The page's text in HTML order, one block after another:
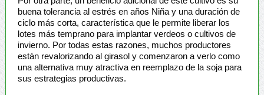
buena tolerancia al estrés en años Niña y una duración de
ciclo más corta, característica que le permite liberar los
lotes más temprano para implantar verdeos o cultivos de
invierno. Por todas estas razones, muchos productores
están revalorizando al girasol y comenzaron a verlo como
una alternativa muy atractiva en reemplazo de la soja para
sus estrategias productivas.